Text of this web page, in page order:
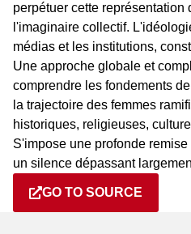
perpétuer cette représentation
l'imaginaire collectif.
médias et les institutions,
Une approche globale et
comprendre les fondements
la trajectoire des femmes
historiques, religieuses,
S'impose une profonde
un silence dépassant
GO TO SOURCE